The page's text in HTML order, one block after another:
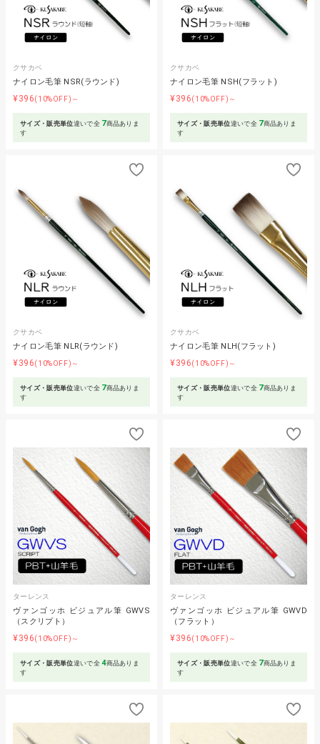
クサカベ
ナイロン毛筆 NSR(ラウンド)
¥396(10%OFF)～
サイズ・販売単位違いで全 7商品ありま
す
クサカベ
ナイロン毛筆 NSH(フラット)
¥396(10%OFF)～
サイズ・販売単位違いで全 7商品ありま
す
クサカベ
ナイロン毛筆 NLR(ラウンド)
¥396(10%OFF)～
サイズ・販売単位違いで全 7商品ありま
す
クサカベ
ナイロン毛筆 NLH(フラット)
¥396(10%OFF)～
サイズ・販売単位違いで全 7商品ありま
す
ターレンス
ヴァンゴッホ ビジュアル筆 GWVS
（スクリプト）
¥396(10%OFF)～
サイズ・販売単位違いで全4商品ありま
す
ターレンス
ヴァンゴッホ ビジュアル筆 GWVD
（フラット）
¥396(10%OFF)～
サイズ・販売単位違いで全 7商品ありま
す